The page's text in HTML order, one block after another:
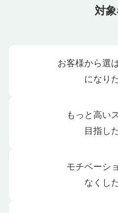
対
お客様から選
になり
もっと高い
目指し
モチベーシ
なくし